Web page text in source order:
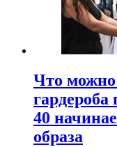
Что можно
40
образа